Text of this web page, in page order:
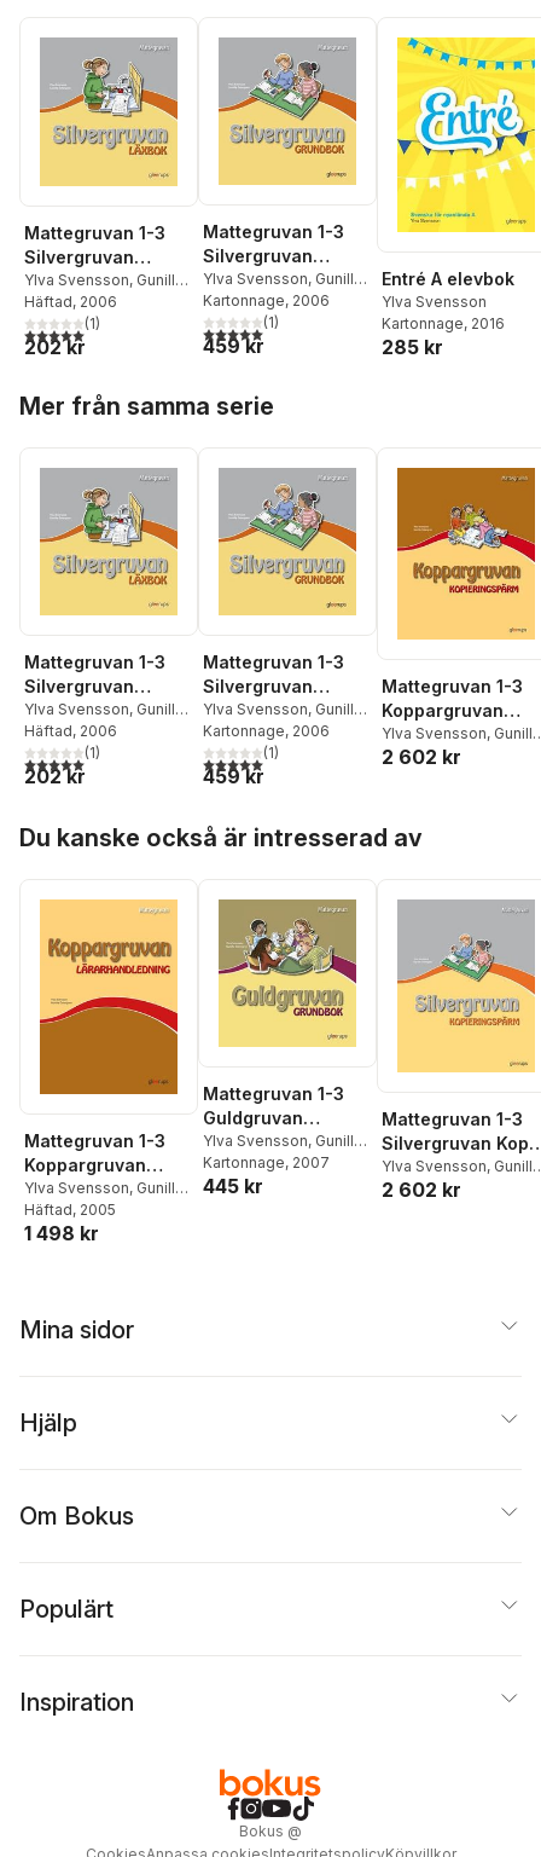
Mattegruvan 1-3
Silvergruvan
Läxbok
Ylva Svensson, Gunilla
Östergren
Häftad, 2006
5,0utav 5 stjärnor. Totalt antal röster:
(1)
202 kr
Mattegruvan 1-3
Silvergruvan
Grundbok
Ylva Svensson, Gunilla
Östergren
Kartonnage, 2006
5,0utav 5 stjärnor. Totalt antal röster:
(1)
459 kr
Entré A elevbok
Ylva Svensson
Kartonnage, 2016
285 kr
Mer från samma serie
Mattegruvan 1-3
Silvergruvan
Läxbok
Ylva Svensson, Gunilla
Östergren
Häftad, 2006
5,0utav 5 stjärnor. Totalt antal röster:
(1)
202 kr
Mattegruvan 1-3
Silvergruvan
Grundbok
Ylva Svensson, Gunilla
Östergren
Kartonnage, 2006
5,0utav 5 stjärnor. Totalt antal röster:
(1)
459 kr
Mattegruvan 1-3
Koppargruvan
Kopieringspärm
Ylva Svensson, Gunilla
Östergren
2 602 kr
Du kanske också är intresserad av
Mattegruvan 1-3
Koppargruvan
Lärarhandl
Ylva Svensson, Gunilla
Östergren
Häftad, 2005
1 498 kr
Mattegruvan 1-3
Guldgruvan
Grundbok
Ylva Svensson, Gunilla
Östergren
Kartonnage, 2007
445 kr
Mattegruvan 1-3
Silvergruvan Kop
pärm
Ylva Svensson, Gunilla
Östergren
2 602 kr
Mina sidor
Hjälp
Om Bokus
Populärt
Inspiration
Bokus @